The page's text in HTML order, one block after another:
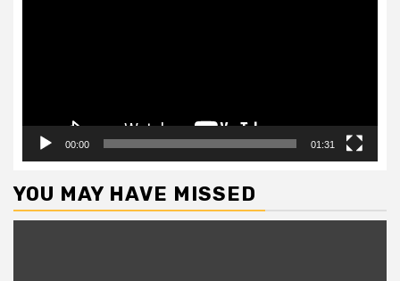
00:00 01:31
YOU MAY HAVE MISSED